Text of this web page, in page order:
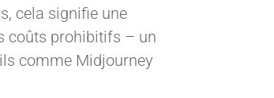
cela signifie une
coûts prohibitifs – un
comme Midjourney